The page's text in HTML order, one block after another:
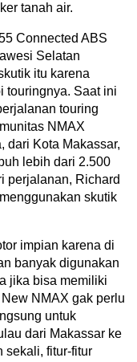
tanah air.
Connected ABS
Selatan
itu karena
touringnya. Saat ini
touring
NMAX
dari Kota Makassar,
lebih dari 2.500
perjalanan, Richard
skutik
impian karena di
banyak digunakan
jika bisa memiliki
NMAX gak perlu
untuk
dari Makassar ke
sekali, fitur-fitur